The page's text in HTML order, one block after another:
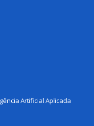
Artificial Aplicada